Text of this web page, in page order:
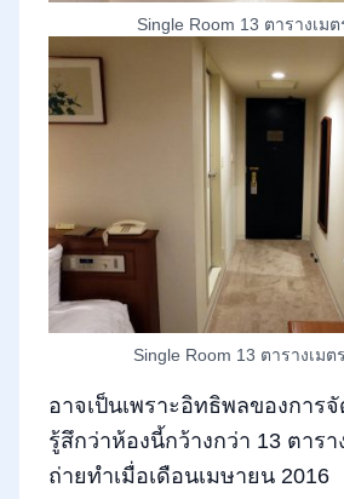
Single Room 13 ตารางเม
Single Room 13 ตารางเมต
อาจเป็นเพราะอิทธิพลของการ
รู้สึกว่าห้องนี้กว้างกว่า 13 ตารา
ถ่ายทำเมื่อเดือนเมษายน 2016